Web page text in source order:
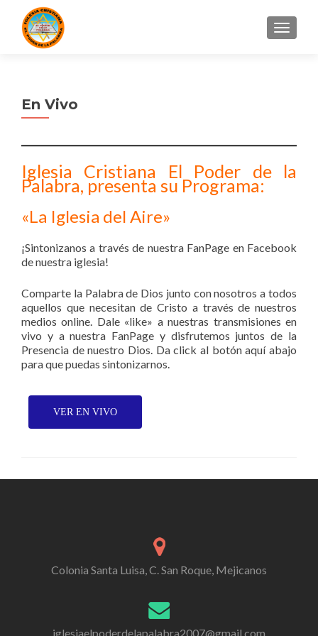
En Vivo
Iglesia Cristiana El Poder de la
Palabra, presenta su Programa:
«La Iglesia del Aire»
¡Sintonizanos a través de nuestra FanPage en Facebook
de nuestra iglesia!
Comparte la Palabra de Dios junto con nosotros a todos
aquellos que necesitan de Cristo a través de nuestros
medios online. Dale «like» a nuestras transmisiones en
vivo y a nuestra FanPage y disfrutemos juntos de la
Presencia de nuestro Dios. Da click al botón aquí abajo
para que puedas sintonizarnos.
Colonia Santa Luisa, C. San Roque, Mejicanos
iglesiaelpoderdelapalabra2007@gmail.com